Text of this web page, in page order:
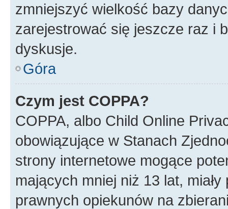
zmniejszyć wielkość bazy
zarejestrować się jeszcze raz i
dyskusje.
Góra
Czym jest COPPA?
COPPA, albo Child Online
obowiązujące w Stanach
strony internetowe mogące
mających mniej niż 13 lat,
prawnych opiekunów na